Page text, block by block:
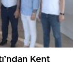
Kent